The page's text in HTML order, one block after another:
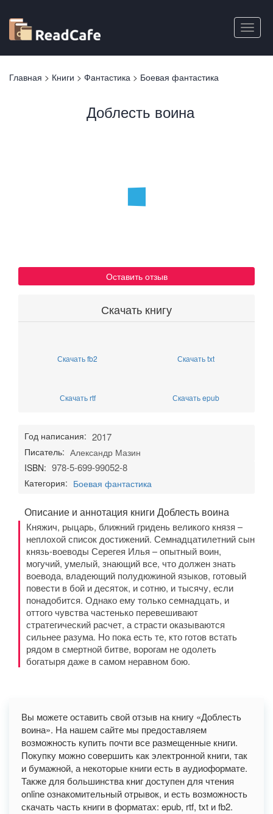
основному
содержанию
Toggle
Вы
Главная > Книги > Фантастика > Боевая фантастика
Доблесть воина
Оставить отзыв
Скачать книгу
Скачать fb2 Скачать txt
Скачать rtf Скачать epub
Год написания: 2017
Писатель: Александр Мазин
ISBN: 978-5-699-99052-8
Категория: Боевая фантастика
Описание и аннотация книги Доблесть воина
Княжич, рыцарь, ближний гридень великого князя –
неплохой список достижений. Семнадцатилетний сын
князь-воеводы Серегея Илья – опытный воин,
могучий, умелый, знающий все, что должен знать
воевода, владеющий полудюжиной языков, готовый
повести в бой и десяток, и сотню, и тысячу, если
понадобится. Однако ему только семнадцать, и
оттого чувства частенько перевешивают
стратегический расчет, а страсти оказываются
сильнее разума. Но пока есть те, кто готов встать
рядом в смертной битве, ворогам не одолеть
богатыря даже в самом неравном бою.
Вы можете оставить свой отзыв на книгу «Доблесть
воина». На нашем сайте мы предоставляем
возможность купить почти все размещенные книги.
Покупку можно совершить как электронной книги, так
и бумажной, а некоторые книги есть в аудиоформате.
Также для большинства книг доступен для чтения
online ознакомительный отрывок, и есть возможность
скачать часть книги в форматах: epub, rtf, txt и fb2.